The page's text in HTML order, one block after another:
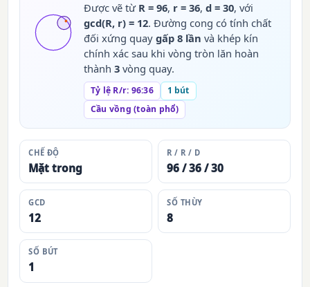
Được vẽ từ R = 96, r = 36,d = 30, với
gcd(R, r) = 12. Đường cong có tính chất
đối xứng quaygấp 8 lần và khép kín
chính xác sau khi vòng tròn lăn hoàn
thành3 vòng quay.
Tỷ lệ R/r: 96:36
1 bút
Cầu vồng (toàn phổ)
CHẾ ĐỘ
Mặt trong
R / R / D
96 / 36 / 30
GCD
12
SỐ THÙY
8
SỐ BÚT
1